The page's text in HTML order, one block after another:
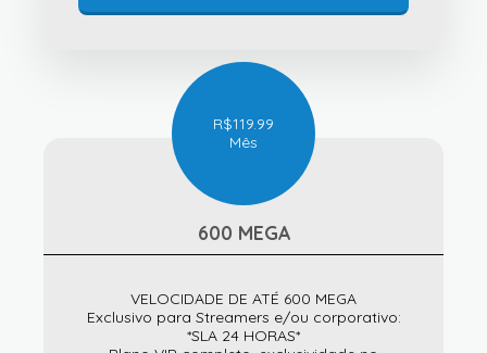
R$119.99
Mês
600 MEGA
VELOCIDADE DE ATÉ 600 MEGA
Exclusivo para Streamers e/ou corporativo:
*SLA 24 HORAS*